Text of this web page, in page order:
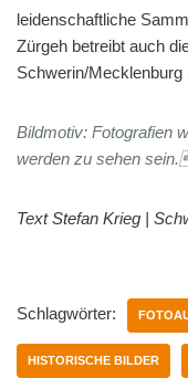
leidenschaftliche
Zürgeh betreibt auch
Schwerin/Mecklenburg
Bildmotiv: Fotografien
werden zu sehen
Text Stefan Krieg |
Schlagwörter:
HISTORISCHE BILDER